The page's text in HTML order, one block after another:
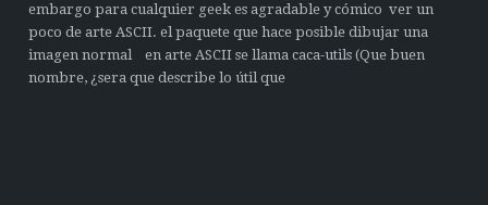
embargo para cualquier geek es agradable y cómico ver un
poco de arte ASCII. el paquete que hace posible dibujar una
imagen normal en arte ASCII se llama caca-utils (Que buen
nombre, ¿sera que describe lo útil que